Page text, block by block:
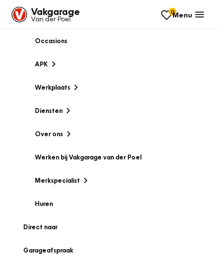
Vakgarage
Van der Poel
0Menu
Occasions
APK
Werkplaats
Diensten
Over ons
Werken bij Vakgarage van der Poel
Merkspecialist
Huren
Direct naar
Garageafspraak